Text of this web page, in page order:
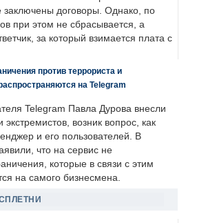
заключены договоры. Однако, по
при этом не сбрасывается, а
за который взимается плата с
против террориста и
на Telegram
Telegram Павла Дурова внесли
экстремистов, возник вопрос, как
и его пользователей. В
что на сервис не
которые в связи с этим
на самого бизнесмена.